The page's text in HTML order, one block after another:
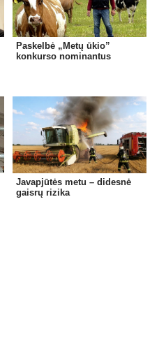
Paskelbė „Metų ūkio”
konkurso nominantus
Javapjūtės metu – didesnė
gaisrų rizika